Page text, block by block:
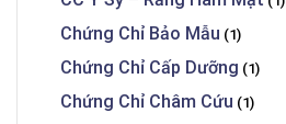
Chứng Chỉ Bảo Mẫu (1)
Chứng Chỉ Cấp Dưỡng (1)
Chứng Chỉ Châm Cứu (1)